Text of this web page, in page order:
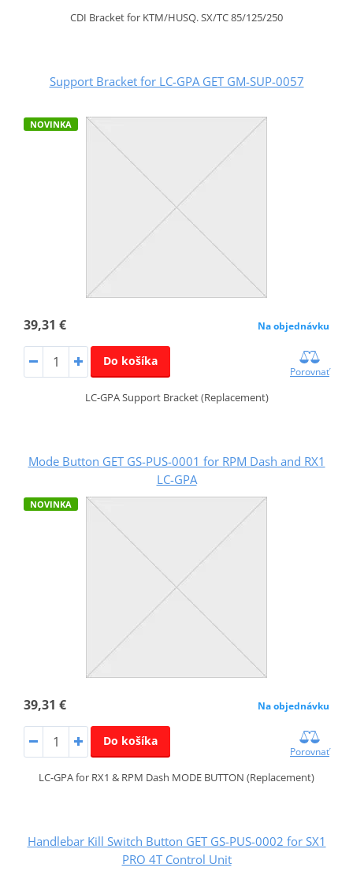
CDI Bracket for KTM/HUSQ. SX/TC 85/125/250
Support Bracket for LC-GPA GET GM-SUP-0057
NOVINKA
39,31 € Na objednávku
Do košíka
Porovnať
LC-GPA Support Bracket (Replacement)
Mode Button GET GS-PUS-0001 for RPM Dash and RX1
LC-GPA
NOVINKA
39,31 € Na objednávku
Do košíka
Porovnať
LC-GPA for RX1 & RPM Dash MODE BUTTON (Replacement)
Handlebar Kill Switch Button GET GS-PUS-0002 for SX1
PRO 4T Control Unit